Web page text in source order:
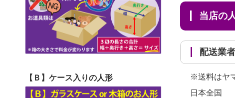
当店
配送
※送料はヤ
日本全国
2026/06/28きちんと供養して
いただけると思ったので、お
ぐるみを供養いただいたこと
が...
第71回人形供養祭
令和6年8月1日(木)
第70回人形供養祭
第69回人形供養祭
【Ｂ】ケース入りの人形